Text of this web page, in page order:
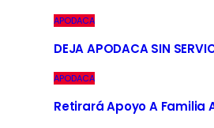
APODACA
DEJA APODACA SIN
APODACA
Retirará Apoyo A Familia